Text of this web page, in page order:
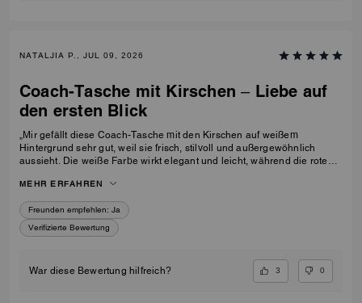
NATALJIA P., JUL 09, 2026
Coach-Tasche mit Kirschen – Liebe auf
den ersten Blick
„Mir gefällt diese Coach-Tasche mit den Kirschen auf weißem
Hintergrund sehr gut, weil sie frisch, stilvoll und außergewöhnlich
aussieht. Die weiße Farbe wirkt elegant und leicht, während die roten
unvergesslichen Charakter verleihen. Sie fällt sofort ins Auge und hebt
sich deutlich von der Masse ab. Genau so eine Tasche habe ich als
Geburtstagsgeschenk für meine 23-jährige Tochter gesucht. Sie wollte
etwas Modisches, Originelles und Besonderes – etwas mit dem
gewissen Etwas, das nicht jeder hat. Diese Tasche passt perfekt zu
Geschenk sein.“
MEHR ERFAHREN
Freunden empfehlen: Ja
Verifizierte Bewertung
War diese Bewertung hilfreich? 3 0